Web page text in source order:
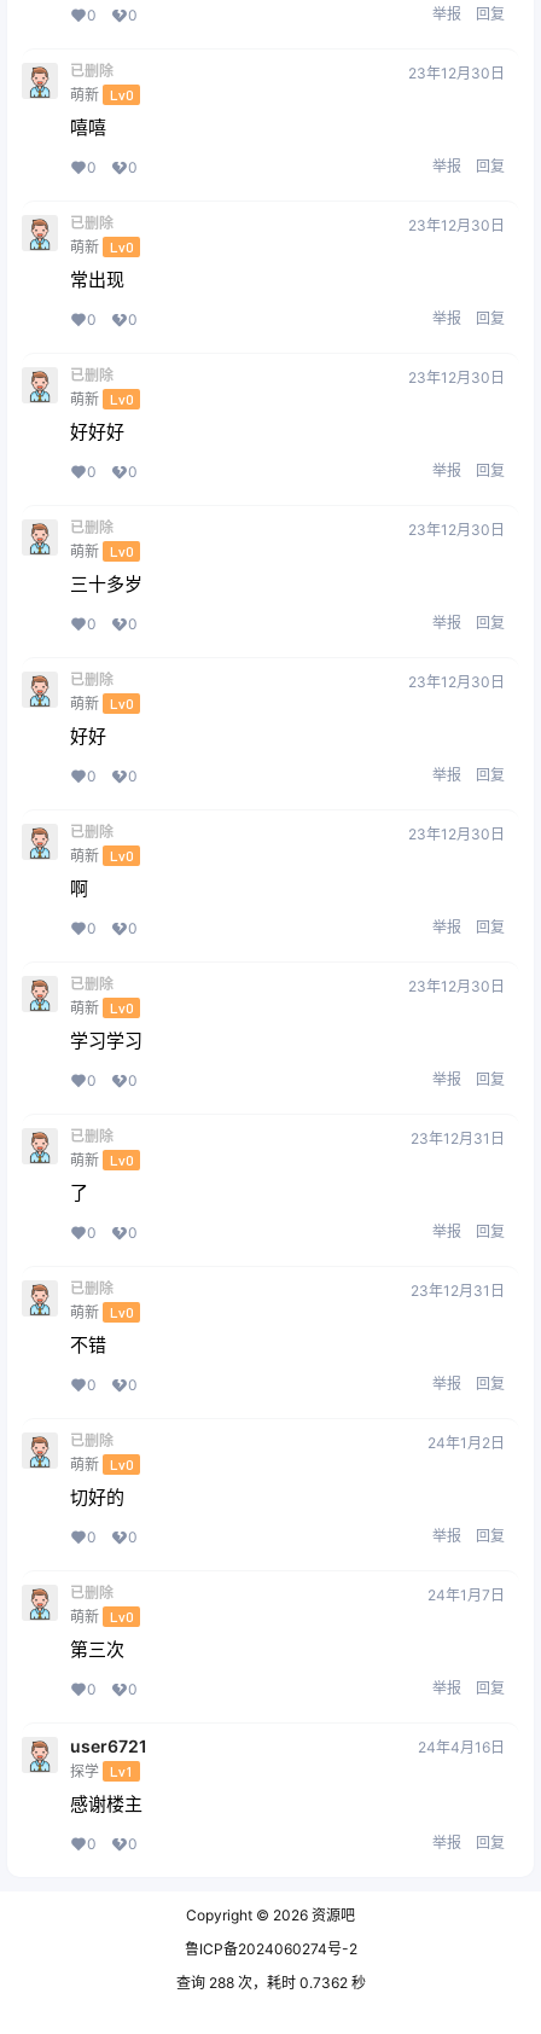
0 0 举报 回复
已删除
萌新 Lv0
23年12月30日
嘻嘻
0 0 举报 回复
已删除
萌新 Lv0
23年12月30日
常出现
0 0 举报 回复
已删除
萌新 Lv0
23年12月30日
好好好
0 0 举报 回复
已删除
萌新 Lv0
23年12月30日
三十多岁
0 0 举报 回复
已删除
萌新 Lv0
23年12月30日
好好
0 0 举报 回复
已删除
萌新 Lv0
23年12月30日
啊
0 0 举报 回复
已删除
萌新 Lv0
23年12月30日
学习学习
0 0 举报 回复
已删除
萌新 Lv0
23年12月31日
了
0 0 举报 回复
已删除
萌新 Lv0
23年12月31日
不错
0 0 举报 回复
已删除
萌新 Lv0
24年1月2日
切好的
0 0 举报 回复
已删除
萌新 Lv0
24年1月7日
第三次
0 0 举报 回复
user6721
探学 Lv1
24年4月16日
感谢楼主
0 0 举报 回复
Copyright © 2026 资源吧
鲁ICP备2024060274号-2
查询 288 次，耗时 0.7362 秒